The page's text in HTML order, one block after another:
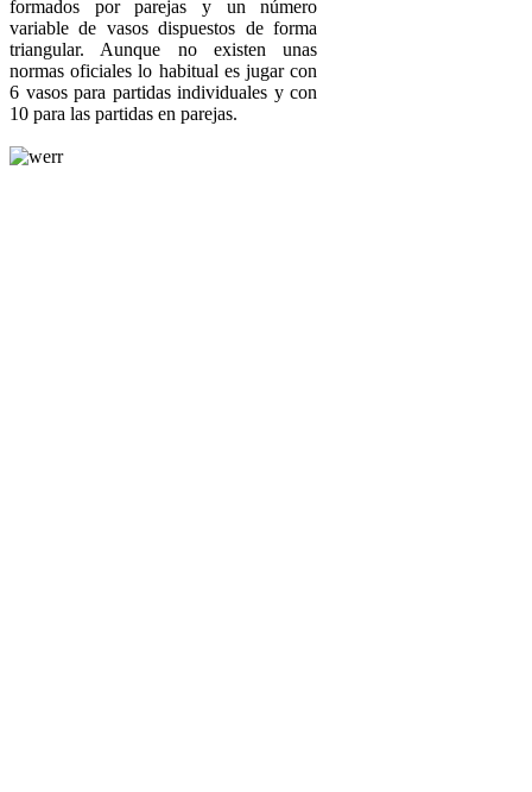
formados por parejas y un número
variable de vasos dispuestos de forma
triangular. Aunque no existen unas
normas oficiales lo habitual es jugar con
6 vasos para partidas individuales y con
10 para las partidas en parejas.